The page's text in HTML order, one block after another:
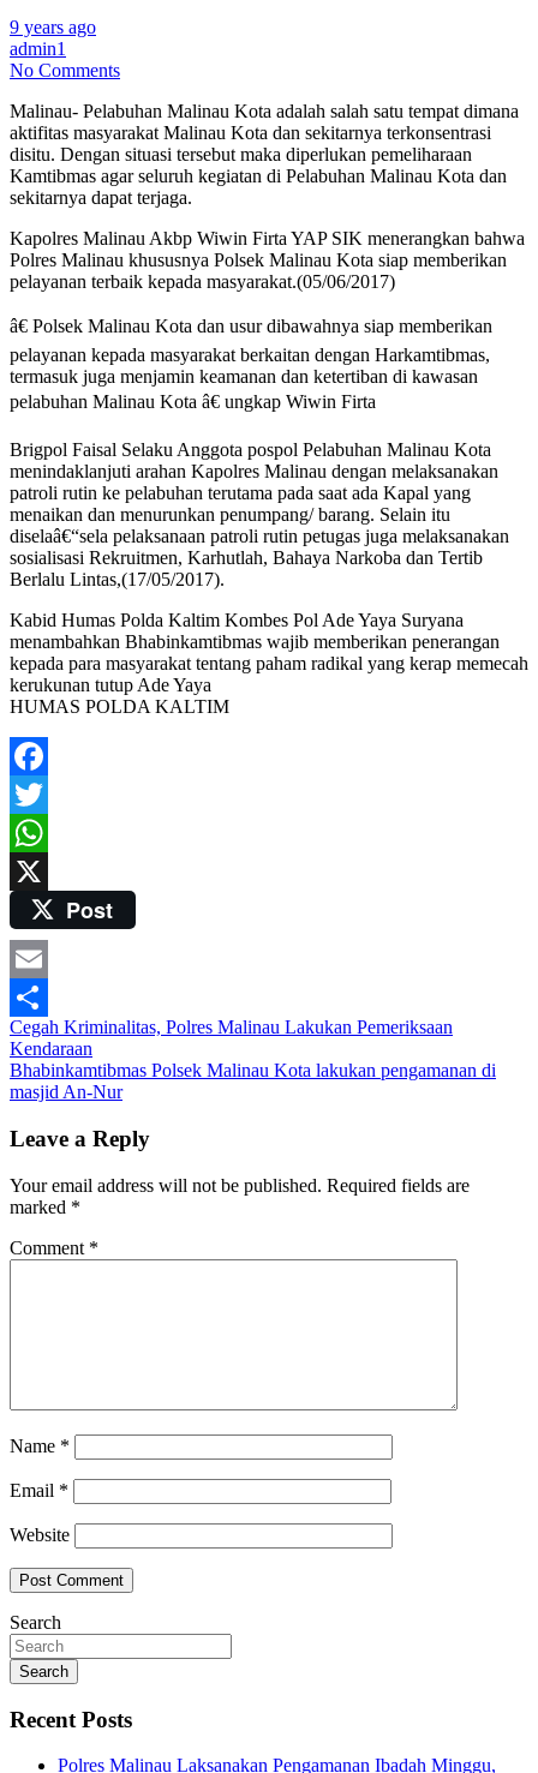
9 years ago
admin1
No Comments
Malinau- Pelabuhan Malinau Kota adalah salah satu tempat dimana
aktifitas masyarakat Malinau Kota dan sekitarnya terkonsentrasi
disitu. Dengan situasi tersebut maka diperlukan pemeliharaan
Kamtibmas agar seluruh kegiatan di Pelabuhan Malinau Kota dan
sekitarnya dapat terjaga.
Kapolres Malinau Akbp Wiwin Firta YAP SIK menerangkan bahwa
Polres Malinau khususnya Polsek Malinau Kota siap memberikan
pelayanan terbaik kepada masyarakat.(05/06/2017)
â€ Polsek Malinau Kota dan usur dibawahnya siap memberikan
pelayanan kepada masyarakat berkaitan dengan Harkamtibmas,
termasuk juga menjamin keamanan dan ketertiban di kawasan
pelabuhan Malinau Kota â€ ungkap Wiwin Firta
Brigpol Faisal Selaku Anggota pospol Pelabuhan Malinau Kota
menindaklanjuti arahan Kapolres Malinau dengan melaksanakan
patroli rutin ke pelabuhan terutama pada saat ada Kapal yang
menaikan dan menurunkan penumpang/ barang. Selain itu
diselaâ€“sela pelaksanaan patroli rutin petugas juga melaksanakan
sosialisasi Rekruitmen, Karhutlah, Bahaya Narkoba dan Tertib
Berlalu Lintas,(17/05/2017).
Kabid Humas Polda Kaltim Kombes Pol Ade Yaya Suryana
menambahkan Bhabinkamtibmas wajib memberikan penerangan
kepada para masyarakat tentang paham radikal yang kerap memecah
kerukunan tutup Ade Yaya
HUMAS POLDA KALTIM
Facebook
Twitter
WhatsApp
Post
Email
Share
Post
navigation
Cegah Kriminalitas, Polres Malinau Lakukan Pemeriksaan
Kendaraan
Bhabinkamtibmas Polsek Malinau Kota lakukan pengamanan di
masjid An-Nur
Leave a Reply
Your email address will not be published. Required fields are
marked *
Comment *
Name *
Email *
Website
Search
Search
Recent Posts
Polres Malinau Laksanakan Pengamanan Ibadah Minggu,